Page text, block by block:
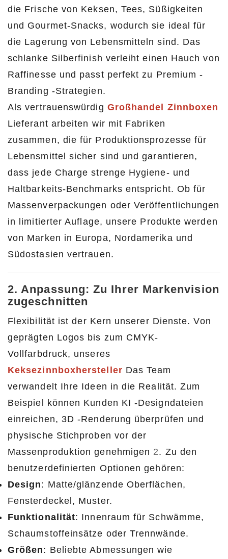
die Frische von Keksen, Tees, Süßigkeiten
und Gourmet-Snacks, wodurch sie ideal für
die Lagerung von Lebensmitteln sind. Das
schlanke Silberfinish verleiht einen Hauch von
Raffinesse und passt perfekt zu Premium -
Branding -Strategien.
Als vertrauenswürdig Großhandel Zinnboxen
Lieferant arbeiten wir mit Fabriken
zusammen, die für Produktionsprozesse für
Lebensmittel sicher sind und garantieren,
dass jede Charge strenge Hygiene- und
Haltbarkeits-Benchmarks entspricht. Ob für
Massenverpackungen oder Veröffentlichungen
in limitierter Auflage, unsere Produkte werden
von Marken in Europa, Nordamerika und
Südostasien vertrauen.
2. Anpassung: Zu Ihrer Markenvision
zugeschnitten
Flexibilität ist der Kern unserer Dienste. Von
geprägten Logos bis zum CMYK-
Vollfarbdruck, unseres
Keksezinnboxhersteller Das Team
verwandelt Ihre Ideen in die Realität. Zum
Beispiel können Kunden KI -Designdateien
einreichen, 3D -Renderung überprüfen und
physische Stichproben vor der
Massenproduktion genehmigen 2. Zu den
benutzerdefinierten Optionen gehören:
Design: Matte/glänzende Oberflächen,
Fensterdeckel, Muster.
Funktionalität: Innenraum für Schwämme,
Schaumstoffeinsätze oder Trennwände.
Größen: Beliebte Abmessungen wie